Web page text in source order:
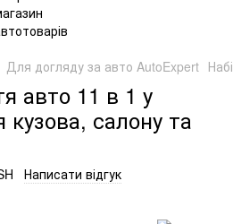
Для догляду за авто AutoExpert
авто 11 в 1 у
кузова, салону та
Написати відгук